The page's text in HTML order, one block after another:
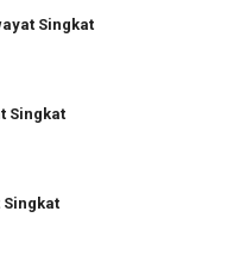
Singkat
Singkat
Singkat